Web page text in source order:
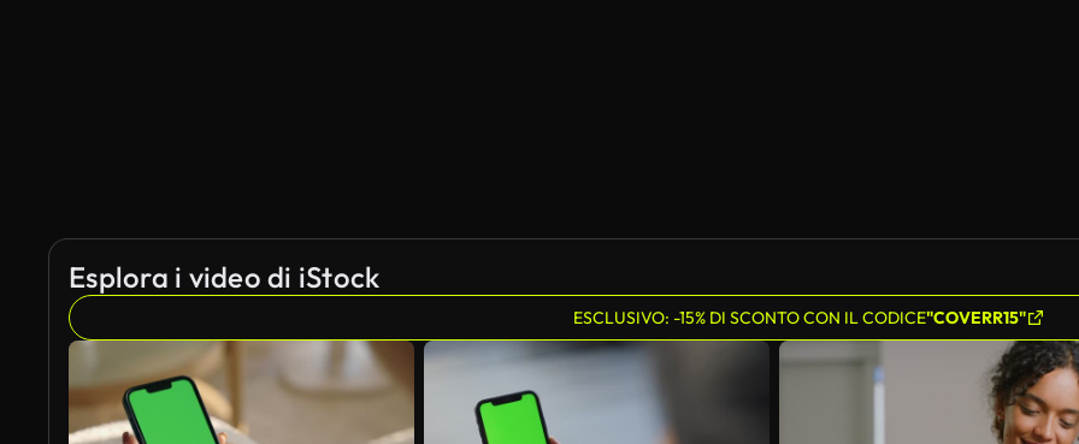
Esplora i video di iStock
ESCLUSIVO: -15% DI SCONTO CON IL CODICE"COVERR15"